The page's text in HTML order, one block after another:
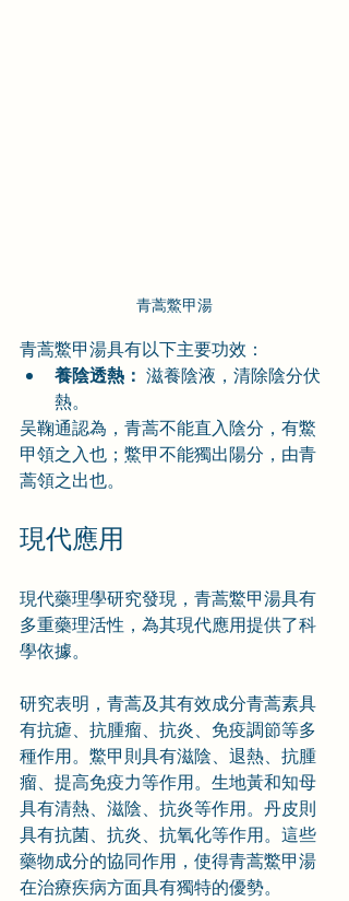
青蒿鱉甲湯
青蒿鱉甲湯具有以下主要功效：
養陰透熱： 滋養陰液，清除陰分伏
熱。
吴鞠通認為，青蒿不能直入陰分，有鱉
甲領之入也；鱉甲不能獨出陽分，由青
蒿領之出也。
現代應用
現代藥理學研究發現，青蒿鱉甲湯具有
多重藥理活性，為其現代應用提供了科
學依據。
研究表明，青蒿及其有效成分青蒿素具
有抗瘧、抗腫瘤、抗炎、免疫調節等多
種作用。鱉甲則具有滋陰、退熱、抗腫
瘤、提高免疫力等作用。生地黃和知母
具有清熱、滋陰、抗炎等作用。丹皮則
具有抗菌、抗炎、抗氧化等作用。這些
藥物成分的協同作用，使得青蒿鱉甲湯
在治療疾病方面具有獨特的優勢。